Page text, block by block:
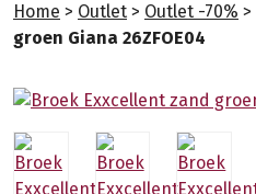
Home > Outlet > Outlet -70% >
groen Giana 26ZFOE04